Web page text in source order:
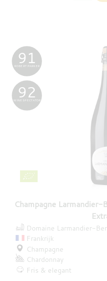
Champagne
91
ROBERT PARKER
92
WINE SPECTATOR
Domaine Larmandier-
Frankrijk
Champagne
Chardonnay
Fris & elegant